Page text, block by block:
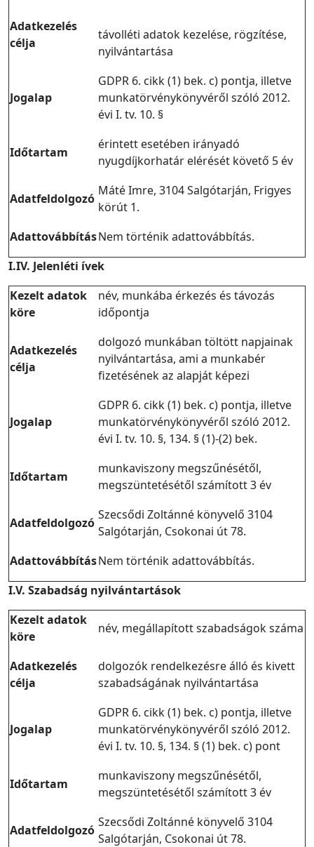
Adatkezelés
célja
távolléti adatok kezelése, rögzítése,
nyilvántartása
Jogalap
GDPR 6. cikk (1) bek. c) pontja, illetve
munkatörvénykönyvéről szóló 2012.
évi I. tv. 10. §
Időtartam
érintett esetében irányadó
nyugdíjkorhatár elérését követő 5 év
Adatfeldolgozó
Máté Imre, 3104 Salgótarján, Frigyes
körút 1.
AdattovábbításNem történik adattovábbítás.
I.IV. Jelenléti ívek
Kezelt adatok
köre
név, munkába érkezés és távozás
időpontja
Adatkezelés
célja
dolgozó munkában töltött napjainak
nyilvántartása, ami a munkabér
fizetésének az alapját képezi
Jogalap
GDPR 6. cikk (1) bek. c) pontja, illetve
munkatörvénykönyvéről szóló 2012.
évi I. tv. 10. §, 134. § (1)-(2) bek.
Időtartam
munkaviszony megszűnésétől,
megszüntetésétől számított 3 év
Adatfeldolgozó
Szecsődi Zoltánné könyvelő 3104
Salgótarján, Csokonai út 78.
AdattovábbításNem történik adattovábbítás.
I.V. Szabadság nyilvántartások
Kezelt adatok
köre
név, megállapított szabadságok száma
Adatkezelés
célja
dolgozók rendelkezésre álló és kivett
szabadságának nyilvántartása
Jogalap
GDPR 6. cikk (1) bek. c) pontja, illetve
munkatörvénykönyvéről szóló 2012.
évi I. tv. 10. §, 134. § (1) bek. c) pont
Időtartam
munkaviszony megszűnésétől,
megszüntetésétől számított 3 év
Adatfeldolgozó
Szecsődi Zoltánné könyvelő 3104
Salgótarján, Csokonai út 78.